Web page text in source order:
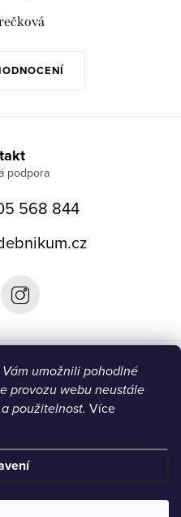
umožnili pohodlné
provozu webu neustále
použitelnost. Více
568 844
. Všechna práva vyhrazena.